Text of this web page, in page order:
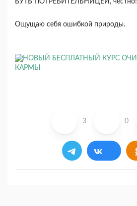
БУТЬ ПОТРЕБИТЕЛЬНИЦЕЙ, честно!
Ощущаю себя ошибкой природы.
3 0